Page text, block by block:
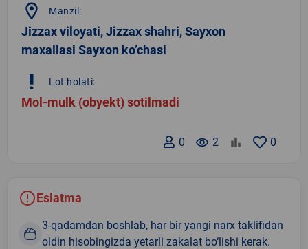
location_on Manzil:
Jizzax viloyati, Jizzax shahri, Sayxon
maxallasi Sayxon ko’chasi
priority_high Lot holati:
Mol-mulk (obyekt) sotilmadi
0
remove_red_eye 2
0
Eslatma
3-qadamdan boshlab, har bir yangi narx taklifidan
oldin hisobingizda yetarli zakalat bo‘lishi kerak.